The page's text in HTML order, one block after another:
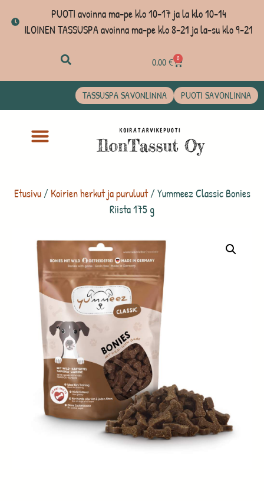
PUOTI avoinna ma-pe klo 10-17 ja la klo 10-14
ILOINEN TASSUSPA avoinna ma-pe klo 8-21 ja la-su klo 9-21
0,00€ 0
TASSUSPA SAVONLINNA PUOTI SAVONLINNA
Etusivu/Koirien herkut ja puruluut/ Yummeez Classic Bonies
Riista 175 g